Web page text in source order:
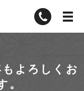
もよろしくお
。